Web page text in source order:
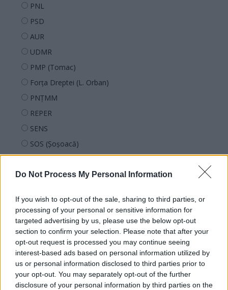
Do Not Process My Personal Information
If you wish to opt-out of the sale, sharing to third parties, or
processing of your personal or sensitive information for
targeted advertising by us, please use the below opt-out
section to confirm your selection. Please note that after your
opt-out request is processed you may continue seeing
interest-based ads based on personal information utilized by
us or personal information disclosed to third parties prior to
your opt-out. You may separately opt-out of the further
disclosure of your personal information by third parties on the
PNL
PSD
AUR
UDMR
PMP (Tomac)
Forța Dreptei (L. Orban)
PNȚMM
REPER
SENS
SOS (Șoșoacă)
POT (Gavrilă)
PACE (Peia)
PDF (Lazarus)
PUSL (D. Voiculescu)
PNȚCD (Pavelescu)
PNCR (Terheș)
Partidul Patrioților (Surugiu)
FAR (Coarnă)